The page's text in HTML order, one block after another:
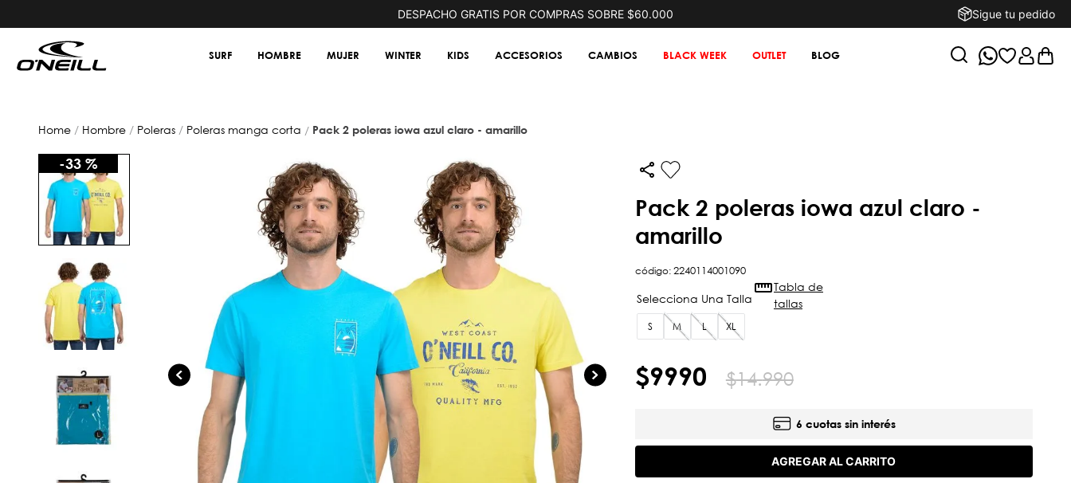
DESPACHO GRATIS POR COMPRAS SOBRE $60.000 Sigue tu pedido
SURF HOMBRE MUJER WINTER KIDS ACCESORIOS CAMBIOS BLACK WEEK OUTLET BLOG
hombre poleras poleras manga corta pack 2 poleras iowa azul claro - amarillo
-33 %
pack 2 poleras iowa azul claro -
amarillo
código:2240114001090
S M L XL
Tabla de
tallas
$9990 $14.990
6 cuotas sin interés
AGREGAR AL CARRITO